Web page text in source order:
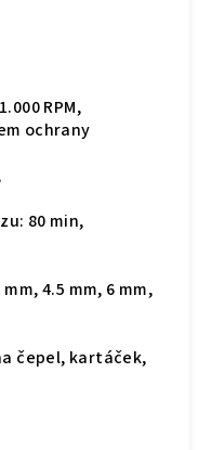
RPM,
ochrany
80 min,
4.5 mm, 6 mm,
čepel, kartáček,